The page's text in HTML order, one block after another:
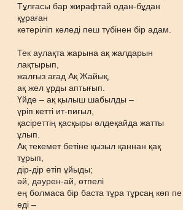
Тұлғасы бар жирафтай одан-бұдан
құраған
көтеріліп келеді пеш түбінен бір адам.
Тек аулақта жарына ақ жалдарын
лақтырып,
жалғыз ағад Ақ Жайық,
ақ жел ұрды аптығып.
Үйде – ақ қылыш шабылды –
үріп кетті ит-пиғыл,
қасіреттің қасқыры әлдеқайда жатты
ұлып.
Ақ текемет бетіне қызыл қаннан қақ
тұрып,
дір-дір етіп ұйыды;
әй, дәурен-ай, өтпелі
ең болмаса бір баста тұра тұрсаң көп пе
еді –